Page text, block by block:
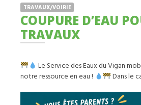
TRAVAUX/VOIRIE
COUPURE D’EAU POUR
TRAVAUX
Le Service des Eaux du Vigan
notre ressource en eau !
Dans le